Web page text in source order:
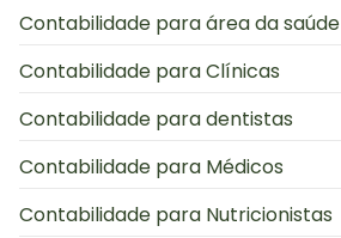
Contabilidade para área da saúde
Contabilidade para Clínicas
Contabilidade para dentistas
Contabilidade para Médicos
Contabilidade para Nutricionistas